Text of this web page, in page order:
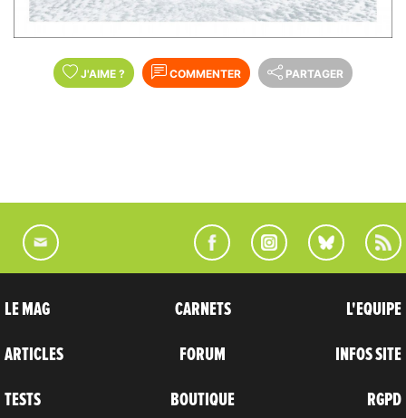
J'AIME ? COMMENTER PARTAGER
LE MAG
ARTICLES
TESTS
CARNETS
FORUM
BOUTIQUE
L'EQUIPE
INFOS SITE
RGPD